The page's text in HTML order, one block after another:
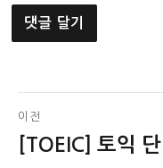
글
탐
이전
이[TOEIC] 토익